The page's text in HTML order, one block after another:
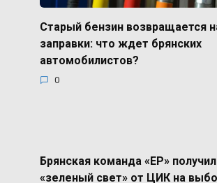
Старый бензин возвращается
заправки: что ждет брянских
автомобилистов?
0
Брянская команда «ЕР»
«зеленый свет» от ЦИК на